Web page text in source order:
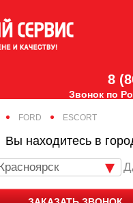
8
Звонок по
FORD ESCORT
Вы находитесь в